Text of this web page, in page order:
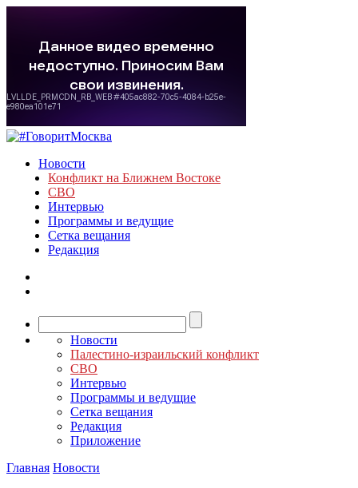
Новости
Конфликт на Ближнем Востоке
СВО
Интервью
Программы и ведущие
Сетка вещания
Редакция
Новости
Палестино-израильский конфликт
СВО
Интервью
Программы и ведущие
Сетка вещания
Редакция
Приложение
Главная Новости